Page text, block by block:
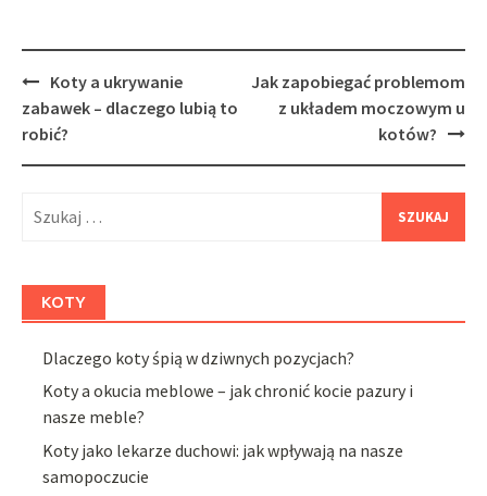
Post
navigation
Koty a ukrywanie
zabawek – dlaczego lubią to
robić?
Jak zapobiegać problemom
z układem moczowym u
kotów?
KOTY
Dlaczego koty śpią w dziwnych pozycjach?
Koty a okucia meblowe – jak chronić kocie pazury i
nasze meble?
Koty jako lekarze duchowi: jak wpływają na nasze
samopoczucie